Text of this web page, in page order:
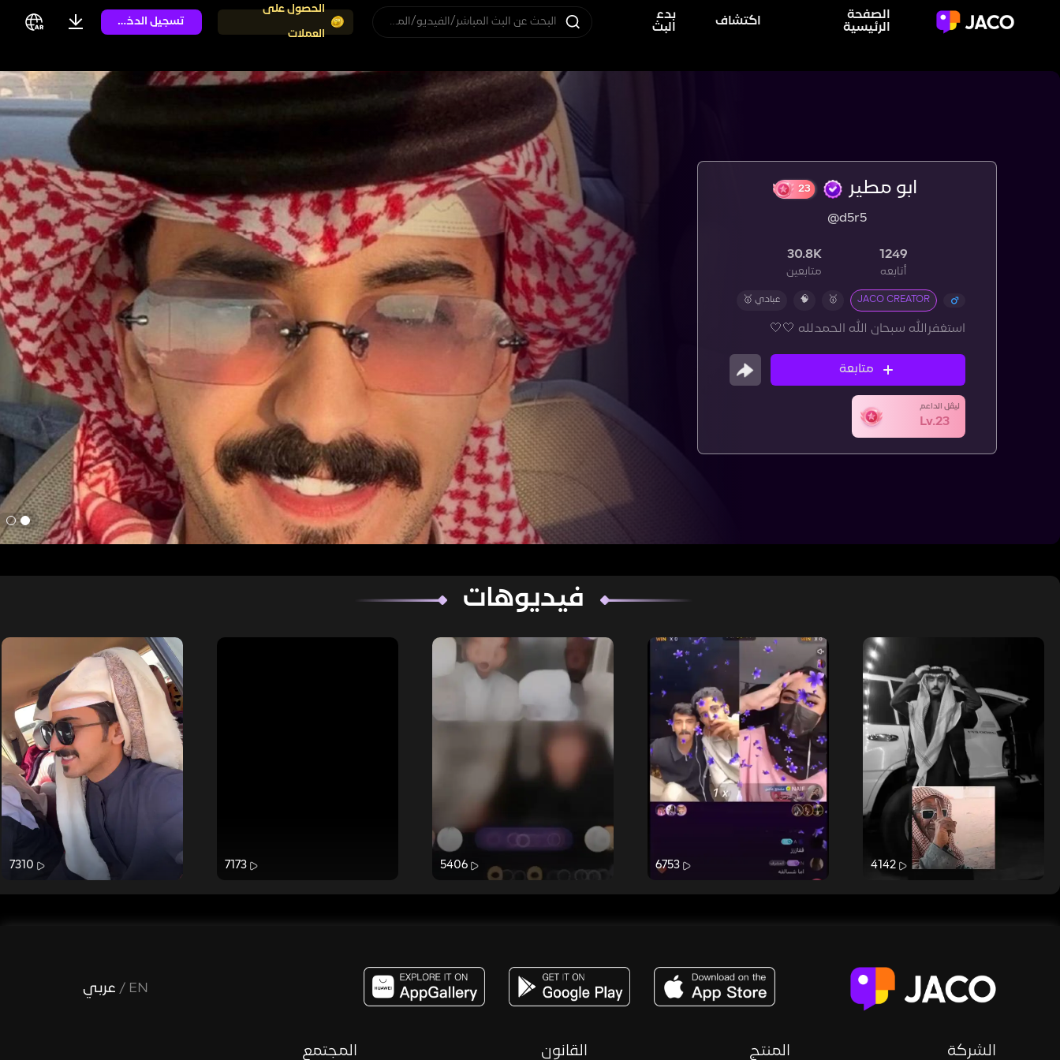
الصفحة
الرئيسية
اكتشاف
بدء
البث
البحث عن البث المباشر/الفيديو/المستخدم
الحصول على
العملات
تسجيل الدخول
ابو مطير
@d5r5
1249
أتابعه
30.8K
متابعين
JACO CREATOR
🥇
🧠 عبادي 🥇
استغفرالله سبحان الله الحمدلله 🤍🤍
متابعة
ليڤل الداعم
Lv.23
فيديوهات
4142
6753
5406
7173
7310
EN
/ عربي
الشركة المنتج القانون المجتمع